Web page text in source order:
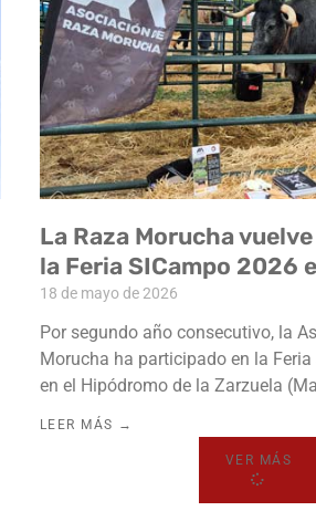
La Raza Morucha
la Feria SICampo 2026
18 de mayo de 2026
Por segundo año consecutivo, la
Morucha ha participado en la Feria
en el Hipódromo de la Zarzuela
LEER MÁS →
VER MÁS